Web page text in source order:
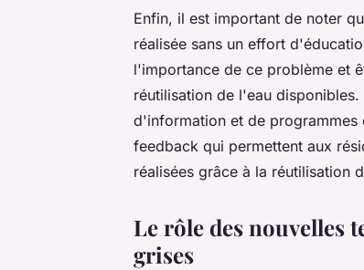
Enfin, il est important de noter
réalisée sans un effort
l'importance de ce problème et
réutilisation de l'eau
d'information et de programmes
feedback qui permettent aux
réalisées grâce à la réutilisation
Le rôle des nouvelles
grises